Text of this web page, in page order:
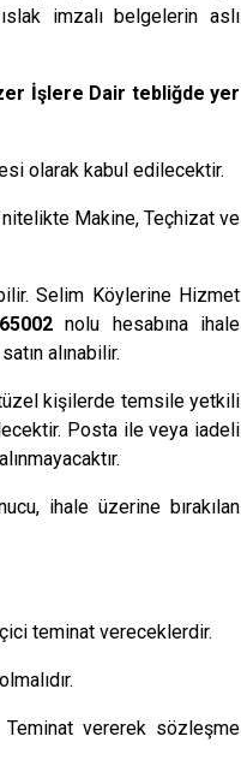
imzalı belgelerin aslı
İşlere Dair tebliğde yer
olarak kabul edilecektir.
Makine, Teçhizat ve
Selim Köylerine Hizmet
nolu hesabına ihale
alınabilir.
kişilerde temsile yetkili
Posta ile veya iadeli
ihale üzerine bırakılan
teminat vereceklerdir.
vererek sözleşme